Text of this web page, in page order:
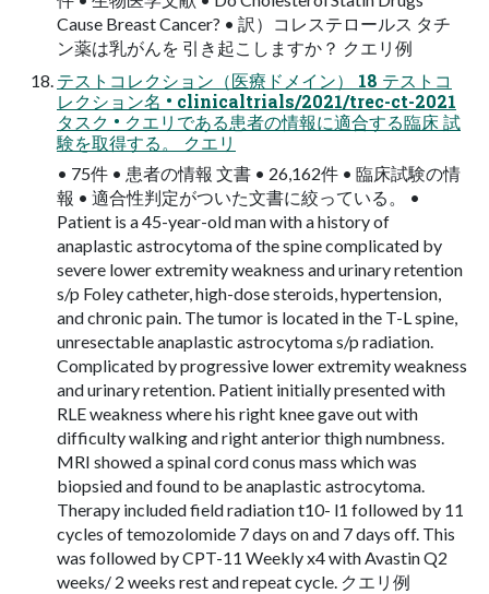
Cause Breast Cancer? • 訳）コレステロールス タチ
ン薬は乳がんを 引き起こしますか？ クエリ例
テストコレクション（医療ドメイン） 18 テストコ
レクション名 • clinicaltrials/2021/trec-ct-2021
タスク • クエリである患者の情報に適合する臨床 試
験を取得する。 クエリ
• 75件 • 患者の情報 文書 • 26,162件 • 臨床試験の情
報 • 適合性判定がついた文書に絞っている。 •
Patient is a 45-year-old man with a history of
anaplastic astrocytoma of the spine complicated by
severe lower extremity weakness and urinary retention
s/p Foley catheter, high-dose steroids, hypertension,
and chronic pain. The tumor is located in the T-L spine,
unresectable anaplastic astrocytoma s/p radiation.
Complicated by progressive lower extremity weakness
and urinary retention. Patient initially presented with
RLE weakness where his right knee gave out with
difficulty walking and right anterior thigh numbness.
MRI showed a spinal cord conus mass which was
biopsied and found to be anaplastic astrocytoma.
Therapy included field radiation t10- l1 followed by 11
cycles of temozolomide 7 days on and 7 days off. This
was followed by CPT-11 Weekly x4 with Avastin Q2
weeks/ 2 weeks rest and repeat cycle. クエリ例